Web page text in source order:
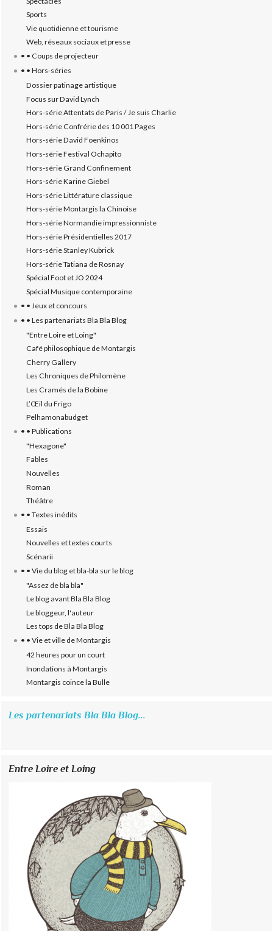
Sports
Vie quotidienne et tourisme
Web, réseaux sociaux et presse
• • Coups de projecteur
• • Hors-séries
Dossier patinage artistique
Focus sur David Lynch
Hors-série Attentats de Paris / Je suis Charlie
Hors-série Confrérie des 10 001 Pages
Hors-série David Foenkinos
Hors-série Festival Ochapito
Hors-série Grand Confinement
Hors-série Karine Giebel
Hors-série Littérature classique
Hors-série Montargis la Chinoise
Hors-série Normandie impressionniste
Hors-série Présidentielles 2017
Hors-série Stanley Kubrick
Hors-série Tatiana de Rosnay
Spécial Foot et JO 2024
Spécial Musique contemporaine
• • Jeux et concours
• • Les partenariats Bla Bla Blog
"Entre Loire et Loing"
Café philosophique de Montargis
Cherry Gallery
Les Chroniques de Philomène
Les Cramés de la Bobine
L’‎Œil du Frigo
Pelhamonabudget
• • Publications
"Hexagone"
Fables
Nouvelles
Roman
Théâtre
• • Textes inédits
Essais
Nouvelles et textes courts
Scénarii
• • Vie du blog et bla-bla sur le blog
"Assez de bla bla"
Le blog avant Bla Bla Blog
Le bloggeur, l'auteur
Les tops de Bla Bla Blog
• • Vie et ville de Montargis
42 heures pour un court
Inondations à Montargis
Montargis coince la Bulle
Les partenariats Bla Bla Blog...
Entre Loire et Loing